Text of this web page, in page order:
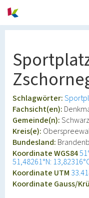
Schlagwörter:
Fachsicht(en):
Gemeinde(n):
Kreis(e):
Bundesland:
Koordinate WGS84
51,48261°N:
Koordinate UTM
Koordinate Gauss/